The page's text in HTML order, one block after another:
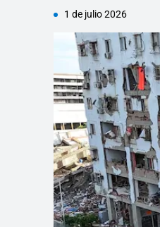
1 de julio 2026